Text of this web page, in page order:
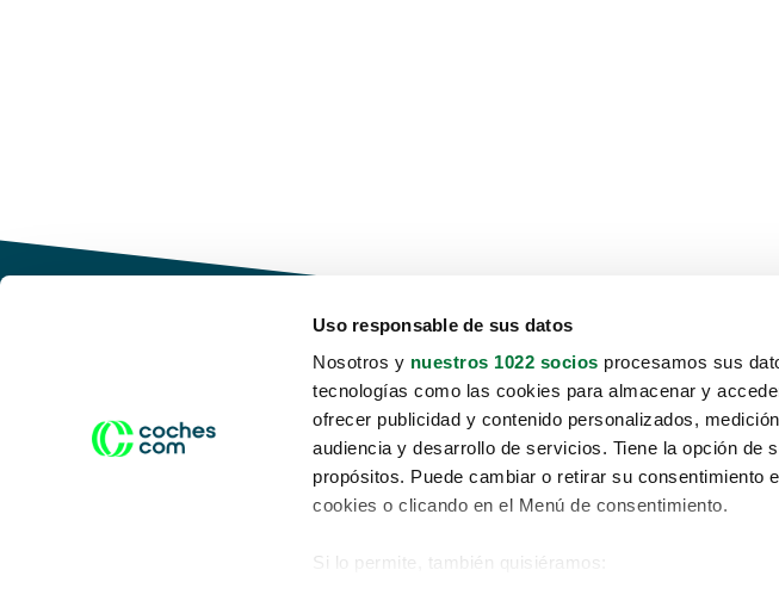
Uso responsable de sus datos
Nosotros y nuestros 1022 socios procesamos sus
tecnologías como las cookies para almacenar y
ofrecer publicidad y contenido personalizados,
audiencia y desarrollo de servicios. Tiene la opción de
propósitos. Puede cambiar o retirar su consentimiento
cookies o clicando en el Menú de consentimiento.
Si lo permite, también quisiéramos:
Conduce tu futuro,
desata tu movilidad